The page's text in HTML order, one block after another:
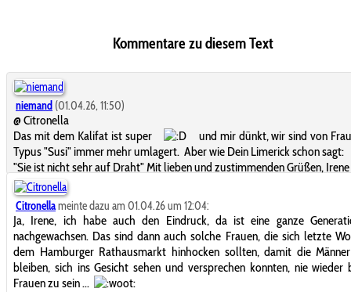
Kommentare zu diesem Text
niemand (01.04.26, 11:50)
@ Citronella
Das mit dem Kalifat ist super
und mir dünkt, wir sind von
Typus "Susi" immer mehr umlagert. Aber wie Dein Limerick schon sagt:
"Sie ist nicht sehr auf Draht" Mit lieben und zustimmenden Grüßen,
Citronellameinte dazu am 01.04.26 um 12:04:
Ja, Irene, ich habe auch den Eindruck, da ist eine ganze
nachgewachsen. Das sind dann auch solche Frauen, die sich letzte
dem Hamburger Rathausmarkt hinhocken sollten, damit die
bleiben, sich ins Gesicht sehen und versprechen konnten, nie wieder
Frauen zu sein ...